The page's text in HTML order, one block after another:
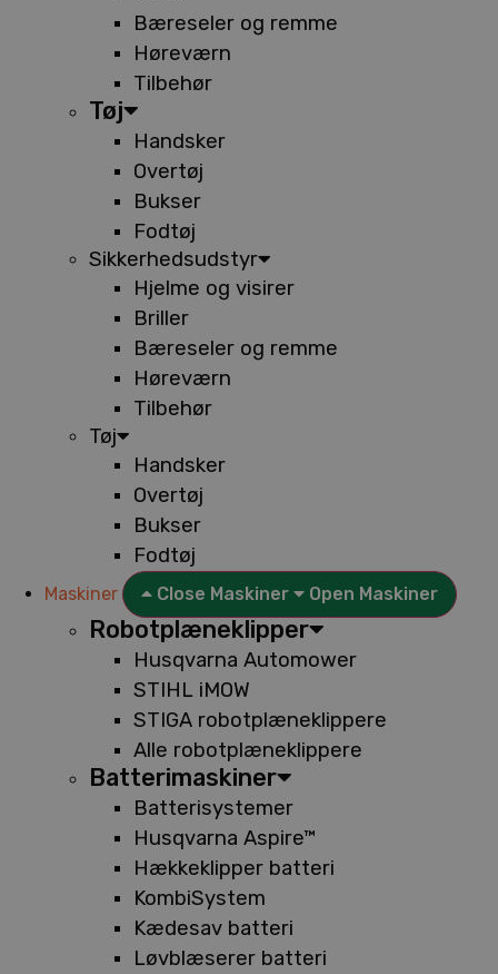
Bæreseler og remme
Høreværn
Tilbehør
Tøj
Handsker
Overtøj
Bukser
Fodtøj
Sikkerhedsudstyr
Hjelme og visirer
Briller
Bæreseler og remme
Høreværn
Tilbehør
Tøj
Handsker
Overtøj
Bukser
Fodtøj
Maskiner Close Maskiner Open Maskiner
Robotplæneklipper
Husqvarna Automower
STIHL iMOW
STIGA robotplæneklippere
Alle robotplæneklippere
Batterimaskiner
Batterisystemer
Husqvarna Aspire™
Hækkeklipper batteri
KombiSystem
Kædesav batteri
Løvblæserer batteri